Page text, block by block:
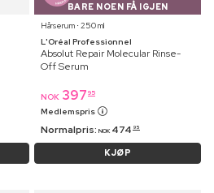
BARE NOEN FÅ IGJEN
Hårserum ⋅ 250 ml
L'Oréal Professionnel
Absolut Repair Molecular Rinse-
Off Serum
NOK 397 95
Medlemspris
Normalpris: NOK 474 95
KJØP